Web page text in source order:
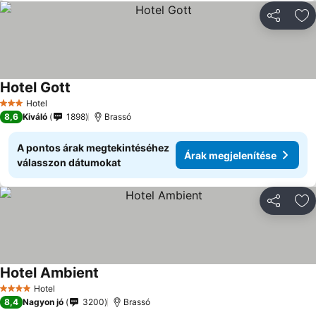
3 Kategória
Hotel
Hotel Gott
8,6 Kiváló 1898 Brassó
A pontos árak megtekintéséhez
válasszon dátumokat
Árak megjelenítése
4 KategóriaHotel
Hotel Ambient
8,4 Nagyon jó 3200 Brassó